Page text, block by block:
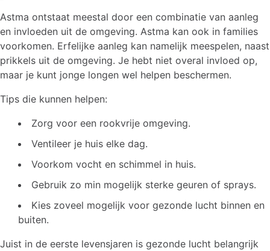
Astma ontstaat meestal door een combinatie van aanleg
en invloeden uit de omgeving. Astma kan ook in families
voorkomen. Erfelijke aanleg kan namelijk meespelen, naast
prikkels uit de omgeving. Je hebt niet overal invloed op,
maar je kunt jonge longen wel helpen beschermen.
Tips die kunnen helpen:
Zorg voor een rookvrije omgeving.
Ventileer je huis elke dag.
Voorkom vocht en schimmel in huis.
Gebruik zo min mogelijk sterke geuren of sprays.
Kies zoveel mogelijk voor gezonde lucht binnen en
buiten.
Juist in de eerste levensjaren is gezonde lucht belangrijk